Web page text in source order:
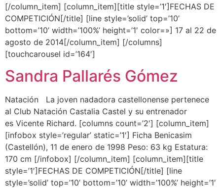
[/column_item] [column_item][title style=’1′]FECHAS DE
COMPETICIÓN[/title] [line style=’solid’ top=’10’
bottom=’10’ width=’100%’ height=’1′ color=»] 17 al 22 de
agosto de 2014[/column_item] [/columns]
[touchcarousel id=’164′]
Sandra Pallarés Gómez
Natación La joven nadadora castellonense pertenece
al Club Natación Castalia Castel y su entrenador
es Vicente Richard. [columns count=’2′] [column_item]
[infobox style=’regular’ static=’1′] Ficha Benicasim
(Castellón), 11 de enero de 1998 Peso: 63 kg Estatura:
170 cm [/infobox] [/column_item] [column_item][title
style=’1′]FECHAS DE COMPETICIÓN[/title] [line
style=’solid’ top=’10’ bottom=’10’ width=’100%’ height=’1′